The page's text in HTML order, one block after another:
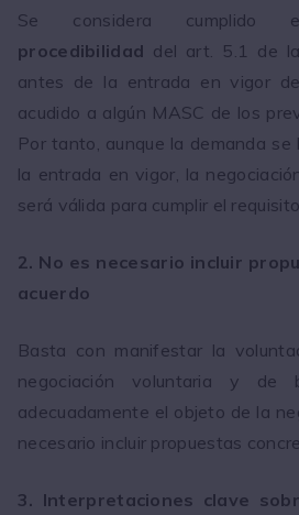
Se considera
procedibilidad del art. 5.1 de
antes de la entrada en vigor
acudido a algún MASC de los
Por tanto, aunque la demanda
la entrada en vigor, la
será válida para cumplir el
2. No es necesario incluir
acuerdo
Basta con manifestar la
negociación voluntaria y
adecuadamente el objeto de la
necesario incluir propuestas
3. Interpretaciones clave